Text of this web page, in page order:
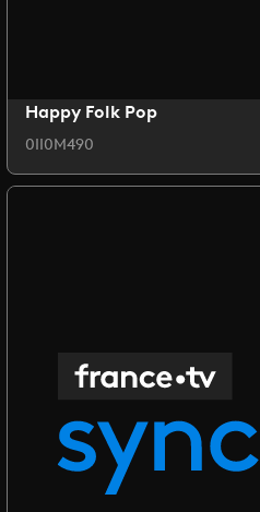
Happy Folk Pop
0II0M490